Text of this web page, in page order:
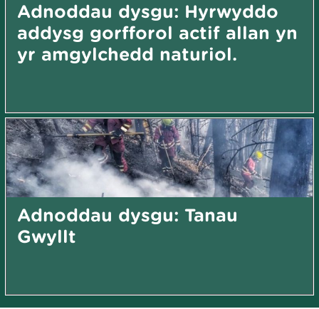
Adnoddau dysgu: Hyrwyddo
addysg gorfforol actif allan yn
yr amgylchedd naturiol.
Adnoddau dysgu: Tanau
Gwyllt